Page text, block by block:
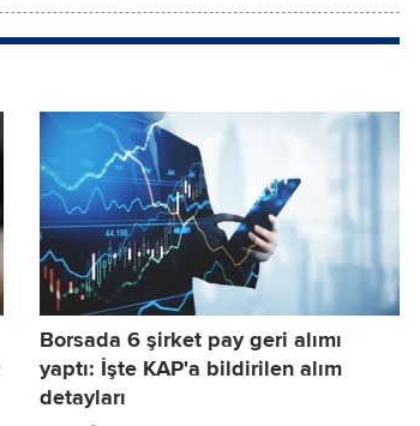
Borsada 6 şirket pay geri alımı
yaptı: İşte KAP'a bildirilen alım
detayları